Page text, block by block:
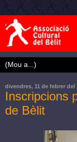
divendres, 11 de febrer del
Inscripcions
de Bèlit